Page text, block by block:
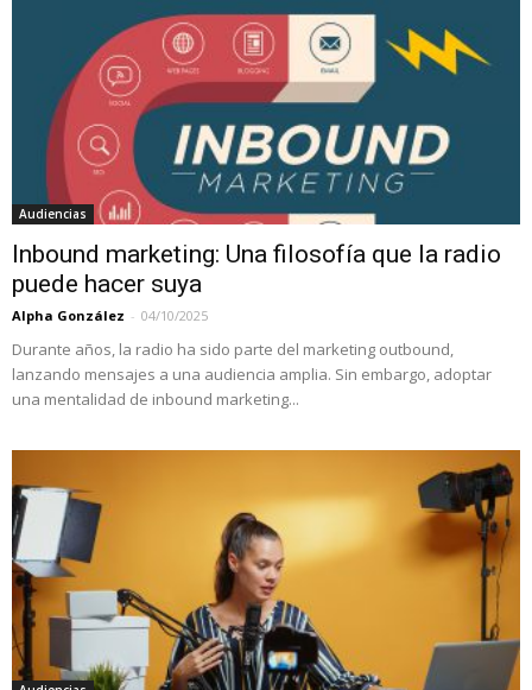
Audiencias
Inbound marketing: Una filosofía que la radio
puede hacer suya
Alpha González - 04/10/2025
Durante años, la radio ha sido parte del marketing outbound,
lanzando mensajes a una audiencia amplia. Sin embargo, adoptar
una mentalidad de inbound marketing...